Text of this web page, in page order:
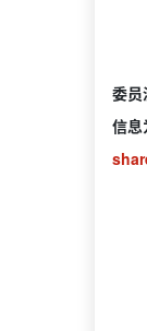
委员
信息